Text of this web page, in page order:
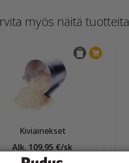
myös näitä tuotteita
Kiviainekset
Alk. 109,95 €/sk